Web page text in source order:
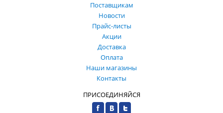
Поставщикам
Новости
Прайс-листы
Акции
Доставка
Оплата
Наши магазины
Контакты
ПРИСОЕДИНЯЙСЯ